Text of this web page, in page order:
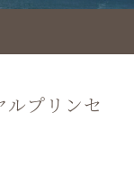
ルプリンセ